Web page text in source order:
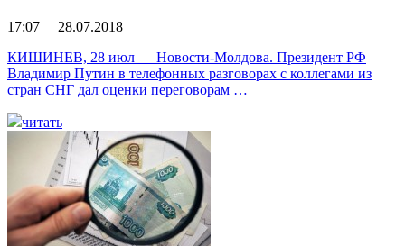
17:07 28.07.2018
КИШИНЕВ, 28 июл — Новости-Молдова. Президент РФ
Владимир Путин в телефонных разговорах с коллегами из
стран СНГ дал оценки переговорам …
читать